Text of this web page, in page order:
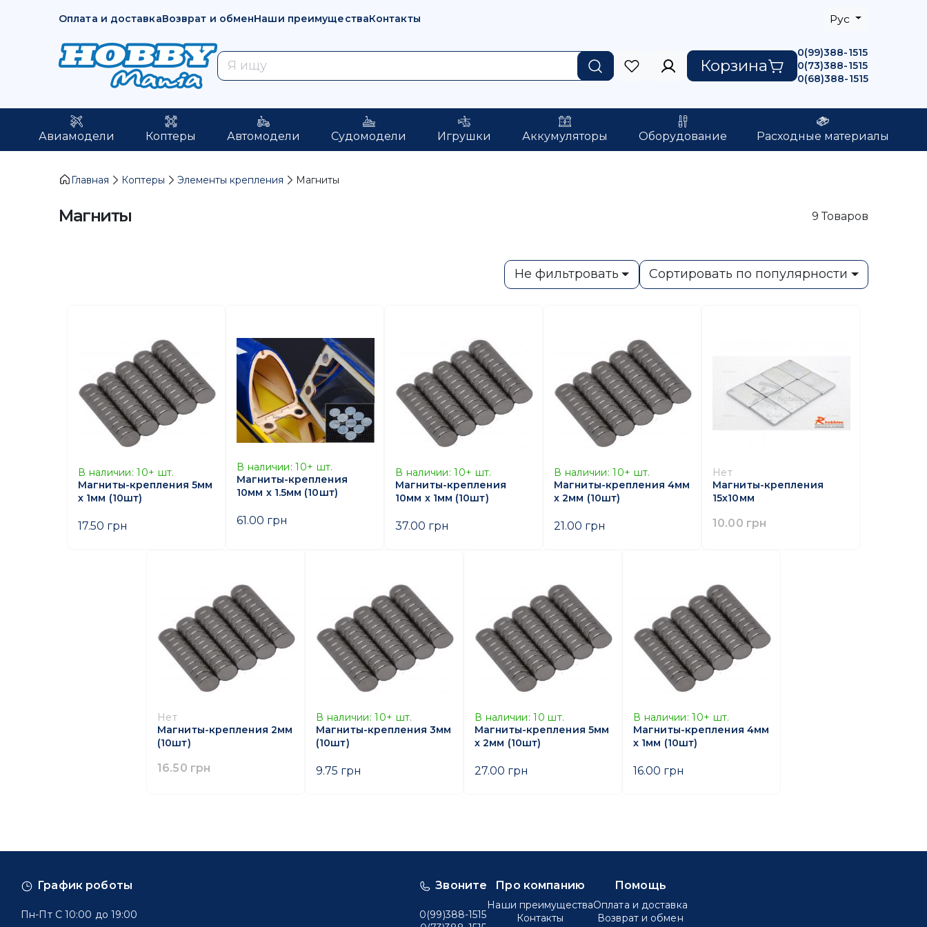
Оплата и доставкаВозврат и обменНаши преимуществаКонтакты Рус
Корзина
0(99)388-1515
0(73)388-1515
0(68)388-1515
Авиамодели Коптеры Автомодели Судомодели Игрушки Аккумуляторы Оборудование Расходные материалы
Главная Коптеры Элементы крепления Магниты
Магниты 9 Товаров
Не фильтровать Сортировать по популярности
В наличии: 10+ шт.
Магниты-крепления 5мм
х 1мм (10шт)
17.50 грн
В наличии: 10+ шт.
Магниты-крепления
10мм х 1.5мм (10шт)
61.00 грн
В наличии: 10+ шт.
Магниты-крепления
10мм х 1мм (10шт)
37.00 грн
В наличии: 10+ шт.
Магниты-крепления 4мм
х 2мм (10шт)
21.00 грн
Нет
Магниты-крепления
15х10мм
10.00 грн
Нет
Магниты-крепления 2мм
(10шт)
16.50 грн
В наличии: 10+ шт.
Магниты-крепления 3мм
(10шт)
9.75 грн
В наличии: 10 шт.
Магниты-крепления 5мм
х 2мм (10шт)
27.00 грн
В наличии: 10+ шт.
Магниты-крепления 4мм
х 1мм (10шт)
16.00 грн
График роботы
Пн-Пт С 10:00 до 19:00
Звоните
0(99)388-1515
Про компанию
Наши преимущества
Контакты
Помощь
Оплата и доставка
Возврат и обмен